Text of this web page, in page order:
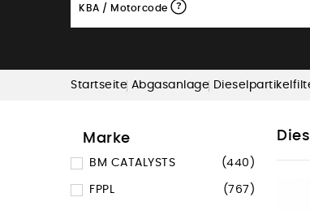
KBA / Motorcode ?
Startseite Abgasanlage
Marke
BM CATALYSTS (440)
FPPL (767)